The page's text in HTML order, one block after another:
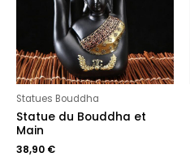
Statues Bouddha
Statue du Bouddha et
Main
38,90 €